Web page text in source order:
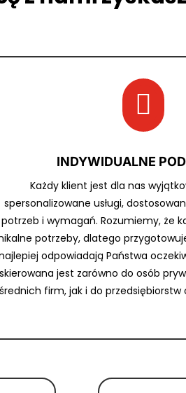

INDYWIDUALNE
Każdy klient jest dla nas
spersonalizowane usługi,
potrzeb i wymagań. Rozumiemy, że
potrzeby, dlatego
odpowiadają Państwa
skierowana jest zarówno do osób
średnich firm, jak i do przedsiębiorstw